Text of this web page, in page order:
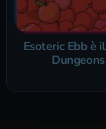
Esoteric Ebb è